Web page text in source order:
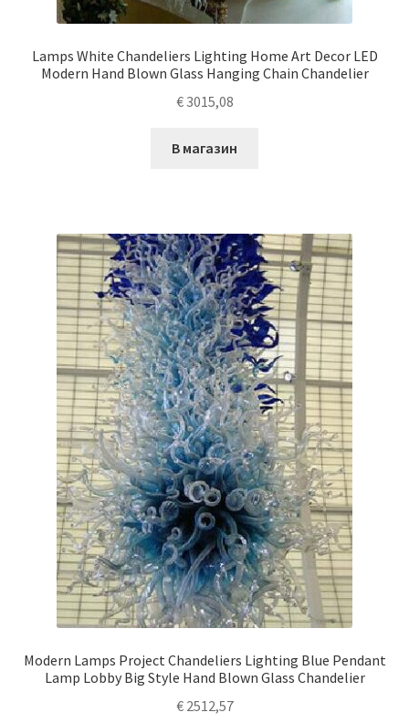
Lamps White Chandeliers Lighting Home Art Decor LED
Modern Hand Blown Glass Hanging Chain Chandelier
€3015,08
В магазин
Modern Lamps Project Chandeliers Lighting Blue Pendant
Lamp Lobby Big Style Hand Blown Glass Chandelier
€2512,57